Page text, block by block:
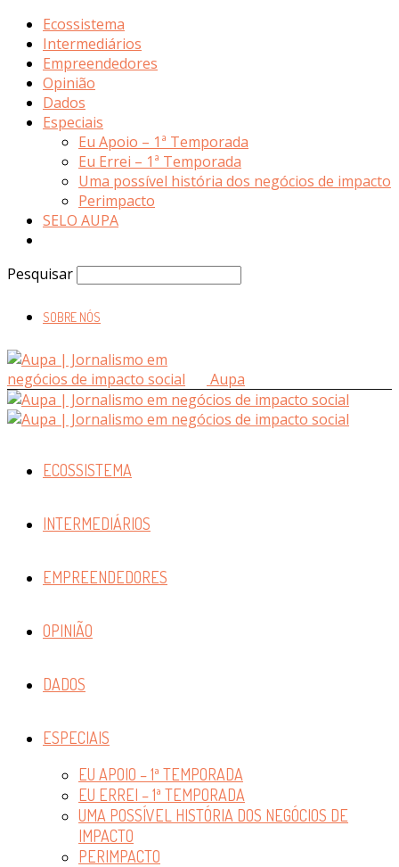
Ecossistema
Intermediários
Empreendedores
Opinião
Dados
Especiais
Eu Apoio – 1ª Temporada
Eu Errei – 1ª Temporada
Uma possível história dos negócios de impacto
Perimpacto
SELO AUPA
Pesquisar
SOBRE NÓS
Aupa
ECOSSISTEMA
INTERMEDIÁRIOS
EMPREENDEDORES
OPINIÃO
DADOS
ESPECIAIS
EU APOIO – 1ª TEMPORADA
EU ERREI – 1ª TEMPORADA
UMA POSSÍVEL HISTÓRIA DOS NEGÓCIOS DE
IMPACTO
PERIMPACTO